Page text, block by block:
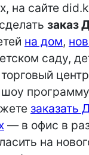
на сайте
заказ
на дом,
саду,
заказать
— в офис в
на